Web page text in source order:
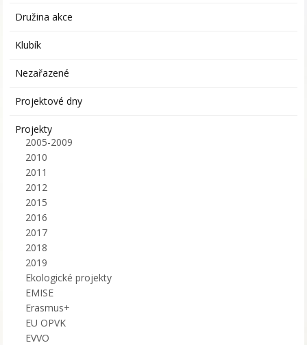
Družina akce
Klubík
Nezařazené
Projektové dny
Projekty
2005-2009
2010
2011
2012
2015
2016
2017
2018
2019
Ekologické projekty
EMISE
Erasmus+
EU OPVK
EVVO